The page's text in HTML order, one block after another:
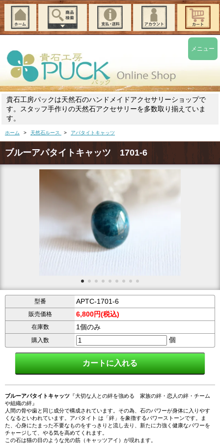
貴石工房パックは天然石のハンドメイドアクセサリーショップで
す。スタッフ手作りの天然石アクセサリーを多数取り揃えていま
す。
ホーム > 天然石ルース > アパタイトキャッツ
ブルーアパタイトキャッツ 1701-6
型番 APTC-1701-6
販売価格 6,800円(税込)
在庫数 1個のみ
購入数 個
ブルーアパタイトキャッツ 『大切な人との絆を強める 家族の絆・恋人の絆・チーム
や組織の絆』
人間の骨や歯と同じ成分で構成されています。その為、石のパワーが身体に入りやす
くなるといわれています。アパタイト は「絆」を象徴するパワーストーンです。ま
た、心身にたまった不要なものをすっきりと流し去り、新たに力強く健康なパワーを
チャージして、やる気を高めてくれます。
この石は猫の目のような光の筋（キャッツアイ）が現れます。
メニュー